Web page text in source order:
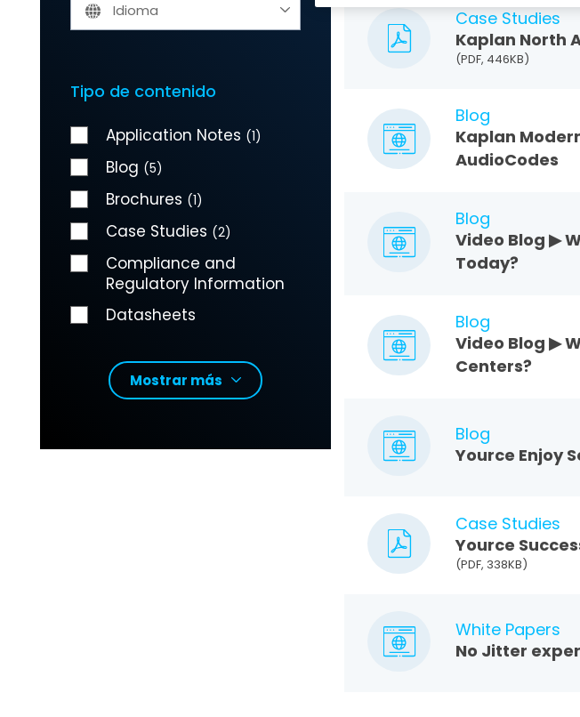
Idioma
Tipo de contenido
Application Notes (1)
Blog (5)
Brochures (1)
Case Studies (2)
Compliance and
Regulatory Information
Datasheets
Mostrar más
Case Studies
Kaplan North
(PDF, 446KB)
Blog
Kaplan
AudioCodes
Blog
Video Blog ▶
Today?
Blog
Video Blog ▶
Centers?
Blog
Yource Enjoy
Case Studies
Yource
(PDF, 338KB)
White Papers
No Jitter